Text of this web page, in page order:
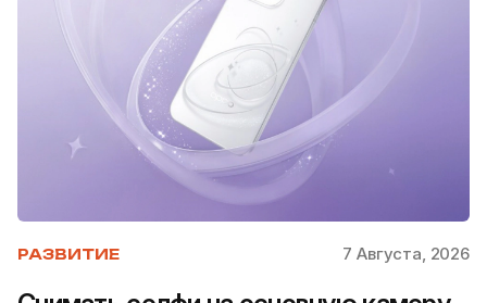
РАЗВИТИЕ 7 Августа, 2026